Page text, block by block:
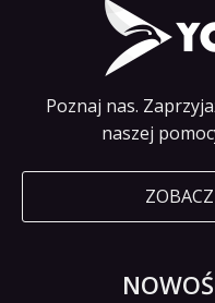
Poznaj nas.
naszej